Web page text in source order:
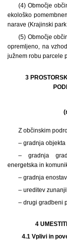
(4) Območje
ekološko
narave (Krajinski
(5) Območje
opremljeno, na
južnem robu parcele
3
Z občinskim
– gradnja
– gradnja
energetska in
– gradnja
– ureditev
– drugi gradbeni
4
4.1 Vplivi in